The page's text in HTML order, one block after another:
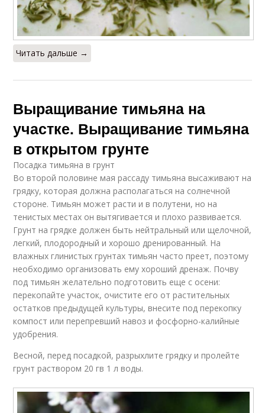
Читать дальше →
Выращивание тимьяна на
участке. Выращивание тимьяна
в открытом грунте
Посадка тимьяна в грунт
Во второй половине мая рассаду тимьяна высаживают на
грядку, которая должна располагаться на солнечной
стороне. Тимьян может расти и в полутени, но на
тенистых местах он вытягивается и плохо развивается.
Грунт на грядке должен быть нейтральный или щелочной,
легкий, плодородный и хорошо дренированный. На
влажных глинистых грунтах тимьян часто преет, поэтому
необходимо организовать ему хороший дренаж. Почву
под тимьян желательно подготовить еще с осени:
перекопайте участок, очистите его от растительных
остатков предыдущей культуры, внесите под перекопку
компост или перепревший навоз и фосфорно-калийные
удобрения.
Весной, перед посадкой, разрыхлите грядку и пролейте
грунт раствором 20 гв 1 л воды.